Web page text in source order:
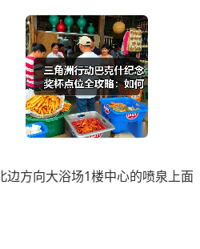
方向大浴场1楼中心的喷泉上